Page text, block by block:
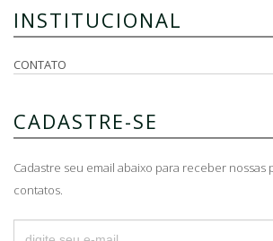
INSTITUCIONAL
CONTATO
CADASTRE-SE
Cadastre seu email abaixo para receber nossas
contatos.